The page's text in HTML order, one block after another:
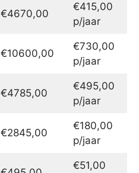
€4670,00
€415,00
p/jaar
€10600,00
€730,00
p/jaar
€4785,00
€495,00
p/jaar
€2845,00
€180,00
p/jaar
€51,00